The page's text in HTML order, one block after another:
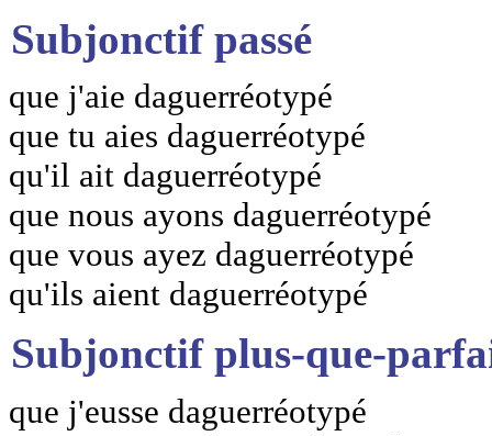
Subjonctif passé
que j'aie daguerréotypé
que tu aies daguerréotypé
qu'il ait daguerréotypé
que nous ayons daguerréotypé
que vous ayez daguerréotypé
qu'ils aient daguerréotypé
Subjonctif plus-que-
que j'eusse daguerréotypé